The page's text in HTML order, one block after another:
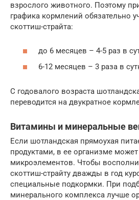
взрослого животного. Поэтому
графика кормлений обязательно
скоттиш-страйта:
до 6 месяцев – 4-5 раз в
6-12 месяцев – 3 раза в
С годовалого возраста
переводится на двукратное
Витамины и минеральные
Если шотландская прямоухая
продуктами, в ее организме
микроэлементов. Чтобы
скоттиш-страйту дважды в год
специальные подкормки. При
минерального комплекса лучше